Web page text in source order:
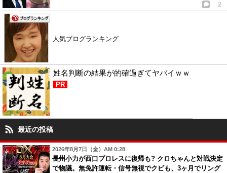
2
人気ブログランキング
姓名判断の結果が的確過ぎてヤバイｗｗ
PR
最近の投稿
2026年8月7日（金）AM 0:28
長州小力が西口プロレスに復帰も? クロちゃんと対戦決定
で物議。無免許運転・信号無視でクビも、3ヶ月でリング